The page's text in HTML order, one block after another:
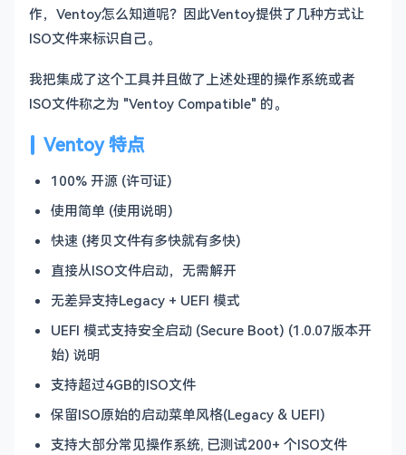
作，Ventoy怎么知道呢？因此Ventoy提供了几种方式让
ISO文件来标识自己。
我把集成了这个工具并且做了上述处理的操作系统或者
ISO文件称之为 "Ventoy Compatible" 的。
Ventoy 特点
100% 开源 (许可证)
使用简单 (使用说明)
快速 (拷贝文件有多快就有多快)
直接从ISO文件启动，无需解开
无差异支持Legacy + UEFI 模式
UEFI 模式支持安全启动 (Secure Boot) (1.0.07版本开
始) 说明
支持超过4GB的ISO文件
保留ISO原始的启动菜单风格(Legacy & UEFI)
支持大部分常见操作系统, 已测试200+ 个ISO文件